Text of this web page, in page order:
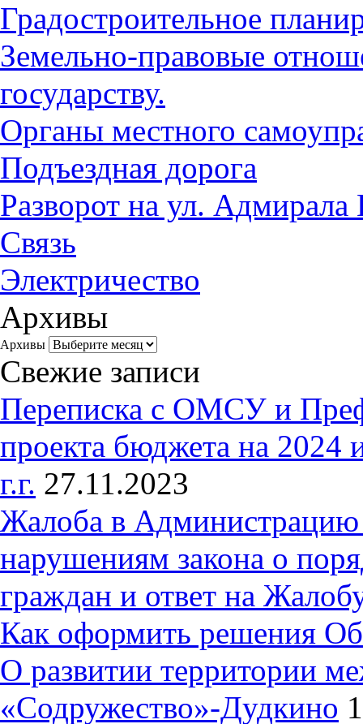
Градостроительное
Земельно-правовые
государству.
Органы местного
Подъездная дорога
Разворот на ул. Адмирала
Связь
Электричество
Архивы
Архивы
Свежие записи
Переписка с ОМСУ и
проекта бюджета на 2024
г.г. 27.11.2023
Жалоба в Администрацию
нарушениям закона о
граждан и ответ на
Как оформить решения
О развитии территории
«Содружество»-Дудкино